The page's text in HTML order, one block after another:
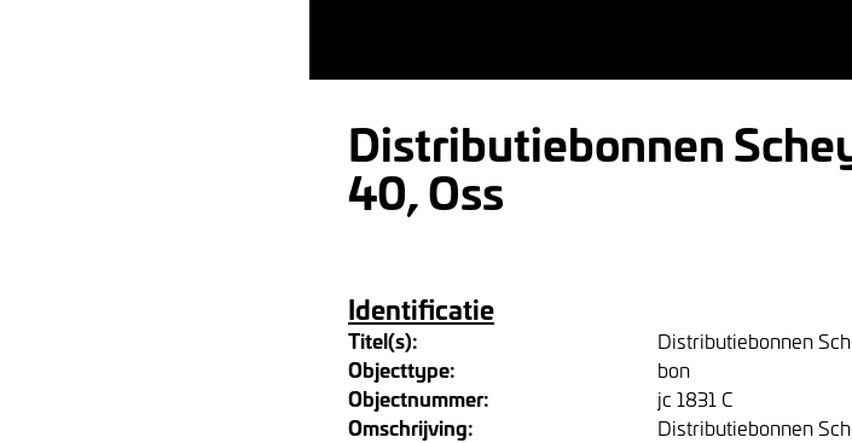
Distributiebonnen
40, Oss
Identificatie
Titel(s): Distributiebonnen
Objecttype: bon
Objectnummer: jc 1831 C
Omschrijving: Distributiebonnen